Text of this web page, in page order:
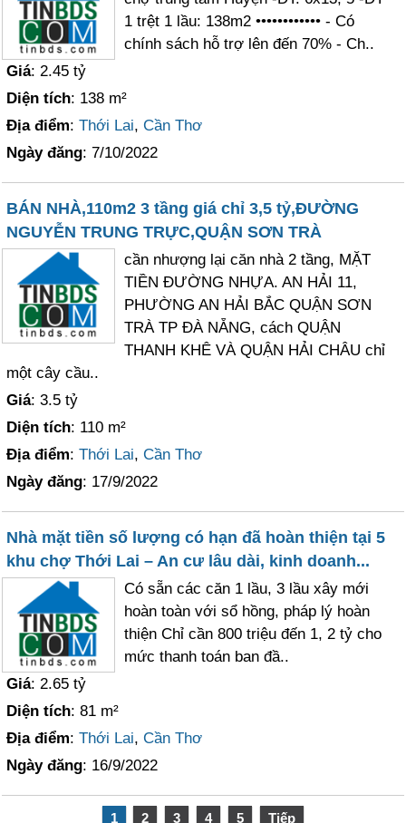
1 trệt 1 lầu: 138m2 •••••••••••• - Có
chính sách hỗ trợ lên đến 70% - Ch..
Giá: 2.45 tỷ
Diện tích: 138 m²
Địa điểm:Thới Lai,Cần Thơ
Ngày đăng: 7/10/2022
BÁN NHÀ,110m2 3 tầng giá chỉ 3,5 tỷ,ĐƯỜNG
NGUYỄN TRUNG TRỰC,QUẬN SƠN TRÀ
cần nhượng lại căn nhà 2 tầng, MẶT
TIỀN ĐƯỜNG NHỰA. AN HẢI 11,
PHƯỜNG AN HẢI BẮC QUẬN SƠN
TRÀ TP ĐÀ NẴNG, cách QUẬN
THANH KHÊ VÀ QUẬN HẢI CHÂU chỉ
một cây cầu..
Giá: 3.5 tỷ
Diện tích: 110 m²
Địa điểm:Thới Lai,Cần Thơ
Ngày đăng: 17/9/2022
Nhà mặt tiền số lượng có hạn đã hoàn thiện tại 5
khu chợ Thới Lai – An cư lâu dài, kinh doanh...
Có sẵn các căn 1 lầu, 3 lầu xây mới
hoàn toàn với sổ hồng, pháp lý hoàn
thiện Chỉ cần 800 triệu đến 1, 2 tỷ cho
mức thanh toán ban đầ..
Giá: 2.65 tỷ
Diện tích: 81 m²
Địa điểm:Thới Lai,Cần Thơ
Ngày đăng: 16/9/2022
1 2 3 4 5 Tiếp